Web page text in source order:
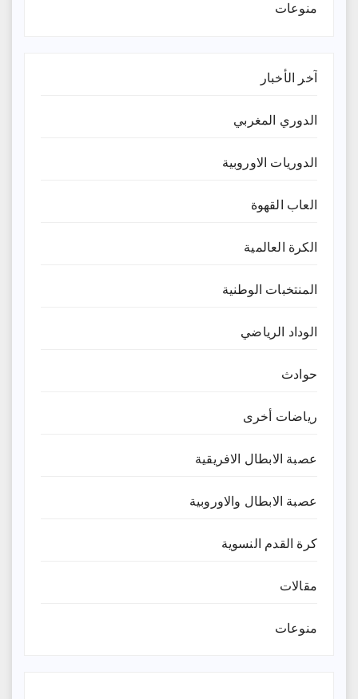
منوعات
آخر الأخبار
الدوري المغربي
الدوريات الاوروبية
العاب القهوة
الكرة العالمية
المنتخبات الوطنية
الوداد الرياضي
حوادث
رياضات أخرى
عصبة الابطال الافريقية
عصبة الابطال والاوروبية
كرة القدم النسوية
مقالات
منوعات